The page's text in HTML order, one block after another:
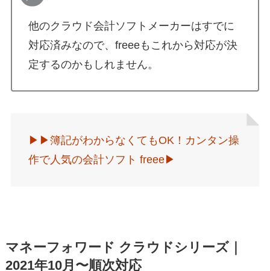
他のクラウド会計ソフトメーカーはすでに
対応済みなので、freeeもこれから対応が決
定するのかもしれません。
▶︎▶︎簿記がわからなくてもOK！カンタン操
作で人気の会計ソフト freee▶︎
マネーフォワード クラウドシリーズ｜
2021年10月〜順次対応